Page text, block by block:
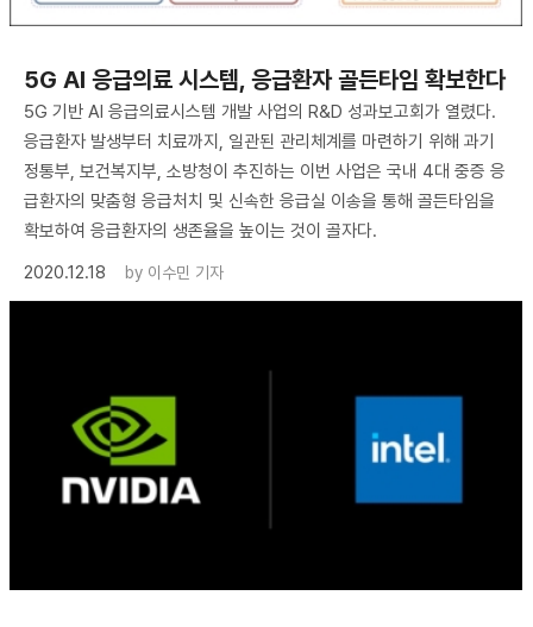
5G AI 응급의료 시스템, 응급환자 골든타임 확보한다
5G 기반 AI 응급의료시스템 개발 사업의 R&D 성과보고회가 열렸다.
응급환자 발생부터 치료까지, 일관된 관리체계를 마련하기 위해 과기
정통부, 보건복지부, 소방청이 추진하는 이번 사업은 국내 4대 중증 응
급환자의 맞춤형 응급처치 및 신속한 응급실 이송을 통해 골든타임을
확보하여 응급환자의 생존율을 높이는 것이 골자다.
2020.12.18
by 이수민 기자